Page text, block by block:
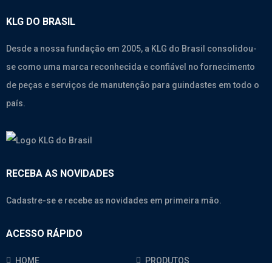
KLG DO BRASIL
Desde a nossa fundação em 2005, a KLG do Brasil consolidou-
se como uma marca reconhecida e confiável no fornecimento
de peças e serviços de manutenção para guindastes em todo o
país.
RECEBA AS NOVIDADES
Cadastre-se e recebe as novidades em primeira mão.
ACESSO RÁPIDO
HOME
PRODUTOS